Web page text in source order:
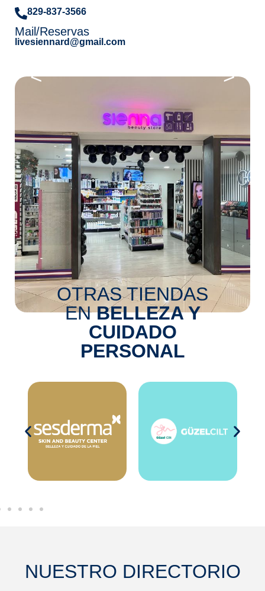
829-837-3566
Mail/Reservas
livesiennard@gmail.com
< >
OTRAS TIENDAS
ENBELLEZA Y
CUIDADO
PERSONAL
NUESTRO DIRECTORIO